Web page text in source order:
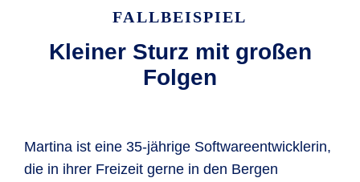
FALLBEISPIEL
Kleiner Sturz mit großen
Folgen
Martina ist eine 35-jährige Softwareentwicklerin,
die in ihrer Freizeit gerne in den Bergen